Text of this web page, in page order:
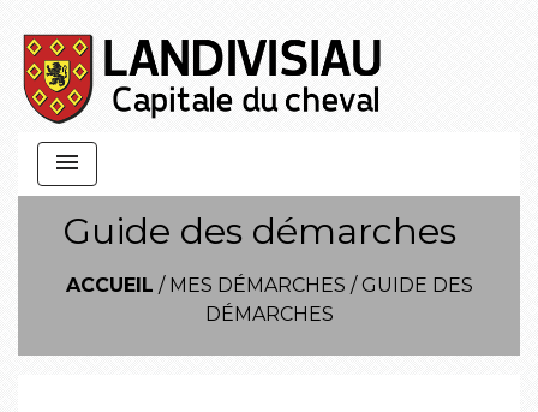
menu
Guide des démarches
ACCUEIL / MES DÉMARCHES / GUIDE DES
DÉMARCHES